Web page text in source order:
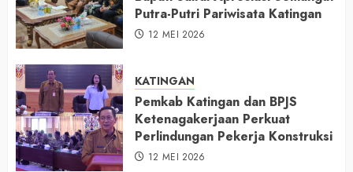
Putra-Putri Pariwisata Katingan
12 MEI 2026
KATINGAN
Pemkab Katingan dan BPJS
Ketenagakerjaan Perkuat
Perlindungan Pekerja Konstruksi
12 MEI 2026